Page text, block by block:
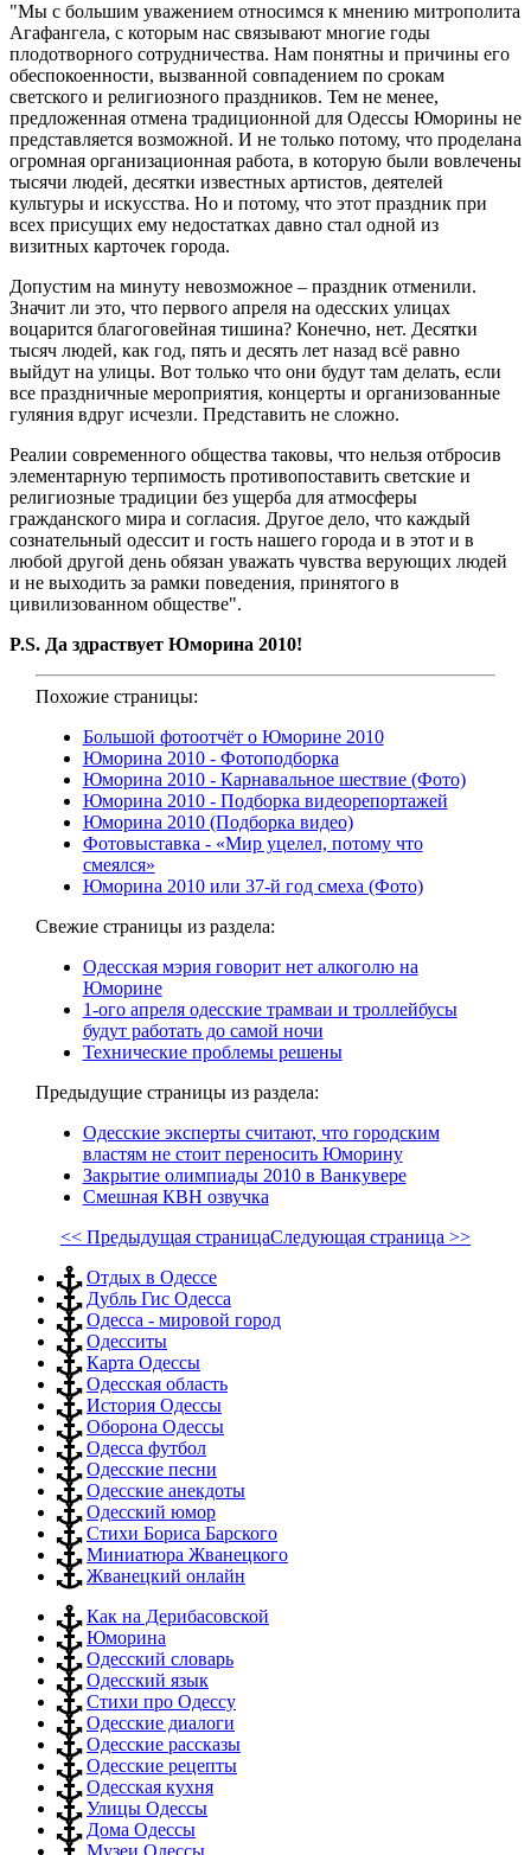
"Мы с большим уважением относимся к мнению митрополита
Агафангела, с которым нас связывают многие годы
плодотворного сотрудничества. Нам понятны и причины его
обеспокоенности, вызванной совпадением по срокам
светского и религиозного праздников. Тем не менее,
предложенная отмена традиционной для Одессы Юморины не
представляется возможной. И не только потому, что проделана
огромная организационная работа, в которую были вовлечены
тысячи людей, десятки известных артистов, деятелей
культуры и искусства. Но и потому, что этот праздник при
всех присущих ему недостатках давно стал одной из
визитных карточек города.
Допустим на минуту невозможное – праздник отменили.
Значит ли это, что первого апреля на одесских улицах
воцарится благоговейная тишина? Конечно, нет. Десятки
тысяч людей, как год, пять и десять лет назад всё равно
выйдут на улицы. Вот только что они будут там делать, если
все праздничные мероприятия, концерты и организованные
гуляния вдруг исчезли. Представить не сложно.
Реалии современного общества таковы, что нельзя отбросив
элементарную терпимость противопоставить светские и
религиозные традиции без ущерба для атмосферы
гражданского мира и согласия. Другое дело, что каждый
сознательный одессит и гость нашего города и в этот и в
любой другой день обязан уважать чувства верующих людей
и не выходить за рамки поведения, принятого в
цивилизованном обществе".
P.S. Да здраствует Юморина 2010!
Похожие страницы:
Большой фотоотчёт о Юморине 2010
Юморина 2010 - Фотоподборка
Юморина 2010 - Карнавальное шествие (Фото)
Юморина 2010 - Подборка видеорепортажей
Юморина 2010 (Подборка видео)
Фотовыставка - «Мир уцелел, потому что
смеялся»
Юморина 2010 или 37-й год смеха (Фото)
Свежие страницы из раздела:
Одесская мэрия говорит нет алкоголю на
Юморине
1-ого апреля одесские трамваи и троллейбусы
будут работать до самой ночи
Технические проблемы решены
Предыдущие страницы из раздела:
Одесские эксперты считают, что городским
властям не стоит переносить Юморину
Закрытие олимпиады 2010 в Ванкувере
Смешная КВН озвучка
<< Предыдущая страницаСледующая страница >>
Отдых в Одессе
Дубль Гис Одесса
Одесса - мировой город
Одесситы
Карта Одессы
Одесская область
История Одессы
Оборона Одессы
Одесса футбол
Одесские песни
Одесские анекдоты
Одесский юмор
Стихи Бориса Барского
Миниатюра Жванецкого
Жванецкий онлайн
Как на Дерибасовской
Юморина
Одесский словарь
Одесский язык
Стихи про Одессу
Одесские диалоги
Одесские рассказы
Одесские рецепты
Одесская кухня
Улицы Одессы
Дома Одессы